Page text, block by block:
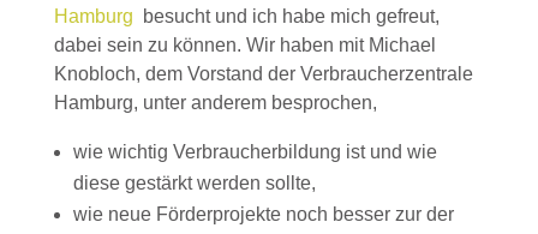
Hamburg besucht und ich habe mich gefreut,
dabei sein zu können. Wir haben mit Michael
Knobloch, dem Vorstand der Verbraucherzentrale
Hamburg, unter anderem besprochen,
wie wichtig Verbraucherbildung ist und wie
diese gestärkt werden sollte,
wie neue Förderprojekte noch besser zur der